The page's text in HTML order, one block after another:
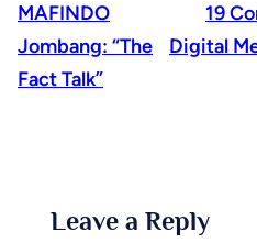
MAFINDO
Jombang: “The
Fact Talk”
19
Digital
Leave a Reply